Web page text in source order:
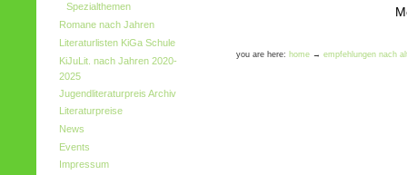
Spezialthemen
Romane nach Jahren
Literaturlisten KiGa Schule
KiJuLit. nach Jahren 2020-
2025
Jugendliteraturpreis Archiv
Literaturpreise
News
Events
Impressum
you are here: home → empfehlungen nach